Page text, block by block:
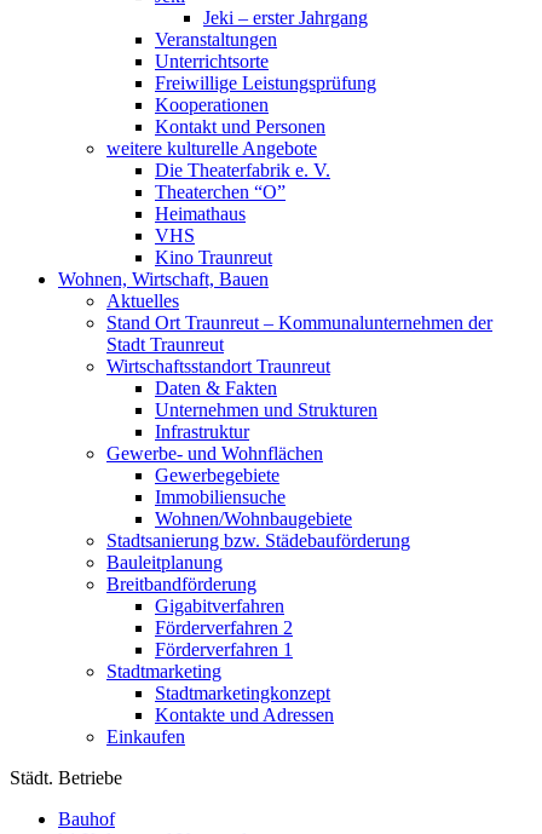
Jeki – erster Jahrgang
Veranstaltungen
Unterrichtsorte
Freiwillige Leistungsprüfung
Kooperationen
Kontakt und Personen
weitere kulturelle Angebote
Die Theaterfabrik e. V.
Theaterchen “O”
Heimathaus
VHS
Kino Traunreut
Wohnen, Wirtschaft, Bauen
Aktuelles
Stand Ort Traunreut – Kommunalunternehmen der
Stadt Traunreut
Wirtschaftsstandort Traunreut
Daten & Fakten
Unternehmen und Strukturen
Infrastruktur
Gewerbe- und Wohnflächen
Gewerbegebiete
Immobiliensuche
Wohnen/Wohnbaugebiete
Stadtsanierung bzw. Städebauförderung
Bauleitplanung
Breitbandförderung
Gigabitverfahren
Förderverfahren 2
Förderverfahren 1
Stadtmarketing
Stadtmarketingkonzept
Kontakte und Adressen
Einkaufen
Städt. Betriebe
Bauhof